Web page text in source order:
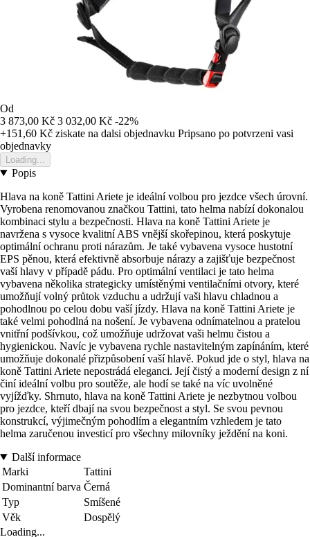
Od
3 873,00 Kč 3 032,00 Kč -22%
+151,60 Kč ziskate na dalsi objednavku Pripsano po potvrzeni vasi
objednavky
Loading...
Popis
Hlava na koně Tattini Ariete je ideální volbou pro jezdce všech úrovní.
Vyrobena renomovanou značkou Tattini, tato helma nabízí dokonalou
kombinaci stylu a bezpečnosti. Hlava na koně Tattini Ariete je
navržena s vysoce kvalitní ABS vnější skořepinou, která poskytuje
optimální ochranu proti nárazům. Je také vybavena vysoce hustotní
EPS pěnou, která efektivně absorbuje nárazy a zajišťuje bezpečnost
vaší hlavy v případě pádu. Pro optimální ventilaci je tato helma
vybavena několika strategicky umístěnými ventilačními otvory, které
umožňují volný průtok vzduchu a udržují vaši hlavu chladnou a
pohodlnou po celou dobu vaší jízdy. Hlava na koně Tattini Ariete je
také velmi pohodlná na nošení. Je vybavena odnímatelnou a pratelou
vnitřní podšívkou, což umožňuje udržovat vaši helmu čistou a
hygienickou. Navíc je vybavena rychle nastavitelným zapínáním, které
umožňuje dokonalé přizpůsobení vaší hlavě. Pokud jde o styl, hlava na
koně Tattini Ariete nepostrádá eleganci. Její čistý a moderní design z ní
činí ideální volbu pro soutěže, ale hodí se také na víc uvolněné
vyjížďky. Shrnuto, hlava na koně Tattini Ariete je nezbytnou volbou
pro jezdce, kteří dbají na svou bezpečnost a styl. Se svou pevnou
konstrukcí, výjimečným pohodlím a elegantním vzhledem je tato
helma zaručenou investicí pro všechny milovníky ježdění na koni.
Další informace
Marki
Tattini
Dominantní barva Černá
Typ
Smíšené
Věk
Dospělý
Loading...